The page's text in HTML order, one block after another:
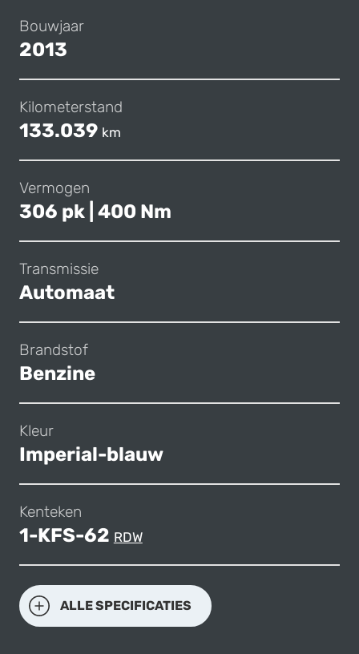
Bouwjaar
2013
Kilometerstand
133.039 km
Vermogen
306 pk | 400 Nm
Transmissie
Automaat
Brandstof
Benzine
Kleur
Imperial-blauw
Kenteken
1-KFS-62 RDW
ALLE SPECIFICATIES